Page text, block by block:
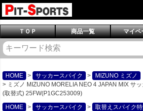
ＴＯＰ 商品一覧 マイペ
HOME サッカースパイク
MIZUNO ミズノ
ミズノ MIZUNO MORELIA NEO 4 JAPAN MIX サ
(取替式) 25FW(P1GC253009)
HOME
サッカースパイク
取替えスパイク特